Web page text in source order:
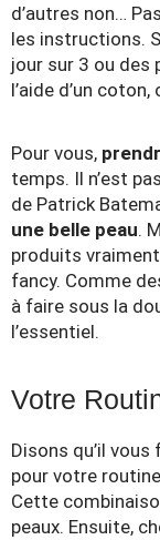
d’autres non…
les instructions.
jour sur 3 ou des
l’aide d’un
Pour vous,
temps. Il n’est
de Patrick
une belle peau.
produits
fancy. Comme
à faire sous la
l’essentiel.
Votre
Disons qu’il
pour votre
Cette
peaux. Ensuite,